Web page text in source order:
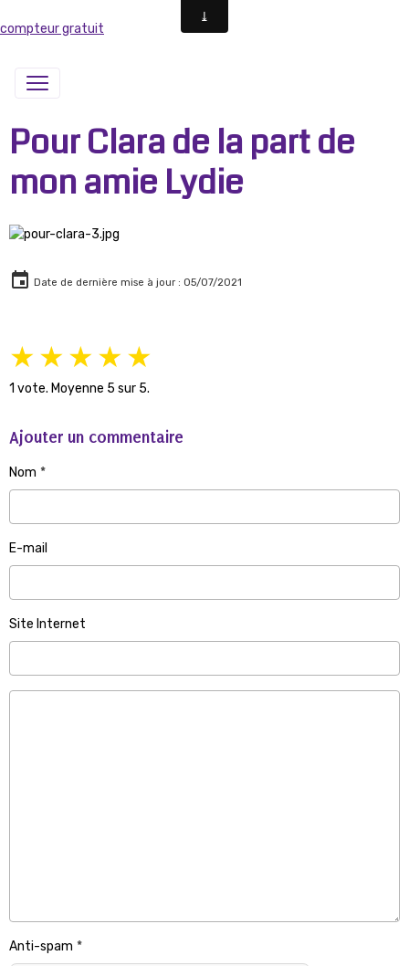
compteur gratuit
Pour Clara de la part de
mon amie Lydie
Date de dernière mise à jour : 05/07/2021
★★★★★
1 vote. Moyenne 5 sur 5.
Ajouter un commentaire
Nom
E-mail
Site Internet
Anti-spam